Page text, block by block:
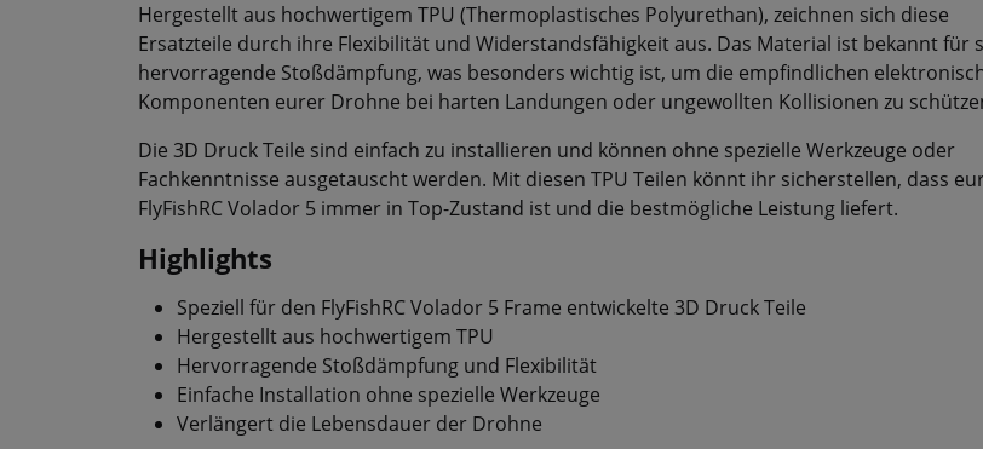
Hergestellt aus hochwertigem TPU (Thermoplastisches Polyurethan), zeichnen sich diese
Ersatzteile durch ihre Flexibilität und Widerstandsfähigkeit aus. Das Material ist bekannt für
hervorragende Stoßdämpfung, was besonders wichtig ist, um die empfindlichen
Komponenten eurer Drohne bei harten Landungen oder ungewollten Kollisionen zu
Die 3D Druck Teile sind einfach zu installieren und können ohne spezielle Werkzeuge oder
Fachkenntnisse ausgetauscht werden. Mit diesen TPU Teilen könnt ihr sicherstellen, dass
FlyFishRC Volador 5 immer in Top-Zustand ist und die bestmögliche Leistung liefert.
Highlights
Speziell für den FlyFishRC Volador 5 Frame entwickelte 3D Druck Teile
Hergestellt aus hochwertigem TPU
Hervorragende Stoßdämpfung und Flexibilität
Einfache Installation ohne spezielle Werkzeuge
Verlängert die Lebensdauer der Drohne